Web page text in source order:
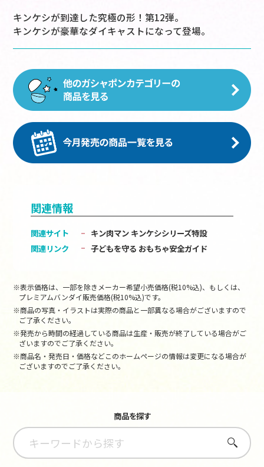
キンケシが到達した究極の形！第12弾。
キンケシが豪華なダイキャストになって登場。
関連情報
関連サイト
キン肉マン キンケシシリーズ特設
関連リンク
子どもを守る おもちゃ安全ガイド
※表示価格は、一部を除きメーカー希望小売価格(税10%込)、もしくは、
プレミアムバンダイ販売価格(税10%込)です。
※商品の写真・イラストは実際の商品と一部異なる場合がございますので
ご了承ください。
※発売から時間の経過している商品は生産・販売が終了している場合がご
ざいますのでご了承ください。
※商品名・発売日・価格などこのホームページの情報は変更になる場合が
ございますのでご了承ください。
商品を探す
さがす